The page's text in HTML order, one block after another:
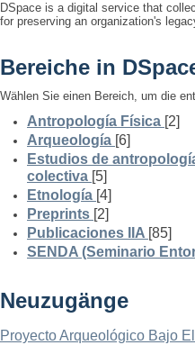
DSpace is a digital service that
for preserving an organization's
Bereiche in
Wählen Sie einen Bereich, um die
Antropología Física [2]
Arqueología [6]
Estudios de
colectiva [5]
Etnología [4]
Preprints [2]
Publicaciones IIA [85]
SENDA (Seminario
Neuzugänge
Proyecto Arqueológico Bajo